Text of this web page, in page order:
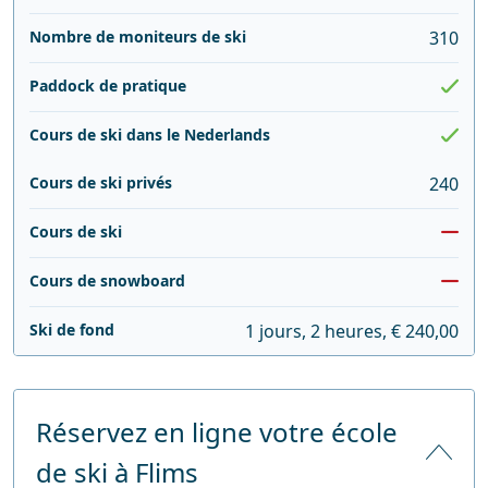
Nombre de moniteurs de ski 310
Paddock de pratique
Cours de ski dans le Nederlands
Cours de ski privés 240
Cours de ski
Cours de snowboard
Ski de fond 1 jours, 2 heures, € 240,00
Réservez en ligne votre école
de ski à Flims